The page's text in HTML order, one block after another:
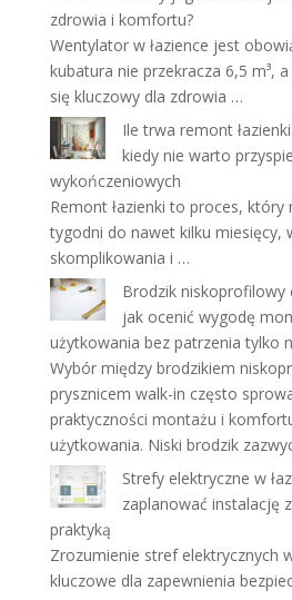
zdrowia i komfortu?
Wentylator w łazience jest
kubatura nie przekracza 6,5 m³,
się kluczowy dla zdrowia …
Ile trwa remont
kiedy nie warto
wykończeniowych
Remont łazienki to proces, który
tygodni do nawet kilku miesięcy,
skomplikowania i …
Brodzik niskoprofilowy
jak ocenić wygodę
użytkowania bez patrzenia tylko
Wybór między brodzikiem
prysznicem walk-in często
praktyczności montażu i
użytkowania. Niski brodzik
Strefy elektryczne w
zaplanować instalację
praktyką
Zrozumienie stref elektrycznych
kluczowe dla zapewnienia